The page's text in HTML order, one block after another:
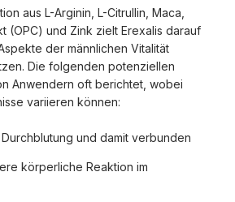
aus L-Arginin, L-Citrullin, Maca,
(OPC) und Zink zielt Erexalis darauf
der männlichen Vitalität
Die folgenden potenziellen
Anwendern oft berichtet, wobei
variieren können:
und damit verbunden
körperliche Reaktion im